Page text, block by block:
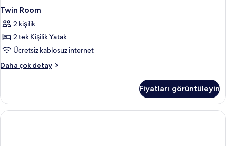
Twin Room
2 kişilik
2 tek Kişilik Yatak
Ücretsiz kablosuz internet
Daha çok detay
Twin
fazla
detay
Fiyatları görüntüleyin